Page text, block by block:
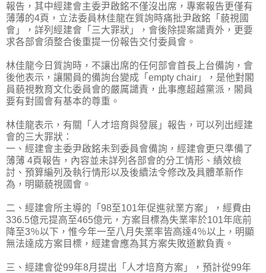
報告，其中經建會主委尹啟銘不僅沒出席，專案報­告更僅有
薄薄的4頁，立法委員林佳龍在質詢時痛批尹啟銘「藐視國
會」，詳列經建會「三大罪狀」，會後除提案譴責外，更要
求各部會須整合後重提一份報告交付委員會。
林佳龍今日質詢時，不讓出席的任何部會首長上台備詢，會
後他表示，讓閣員的備詢台變成「empty chair」，是他對閣
員藐視教育文化委員會的嚴厲譴責，此事應超越黨派，閣員
要有對國會有基本的尊重。
林佳龍表示，有關「人才培育與發展」報告，可以列出經建
會的三大罪狀：
一、經建會主委尹啟銘未到委員會備詢，經建會更只準備了
薄薄 4頁報告，內容並未詳列各部會的分工情形、績效檢
討、預算編列及執行情形以及後續法令修改及具體革新作
為，明顯藐視國會。
二、經建會所主導的「98至101年促進就業方案」，經費由
336.5億元提高至465億元，方案目標為失業率於101年底前
降至3％以下，惟今年一至八月失業率皆高達4­％以上，明顯
無法達成方案目標，經建會應為其方案失敗道歉負責。
三、經建會從99年8月提出「人才培育方案」，預計從99年